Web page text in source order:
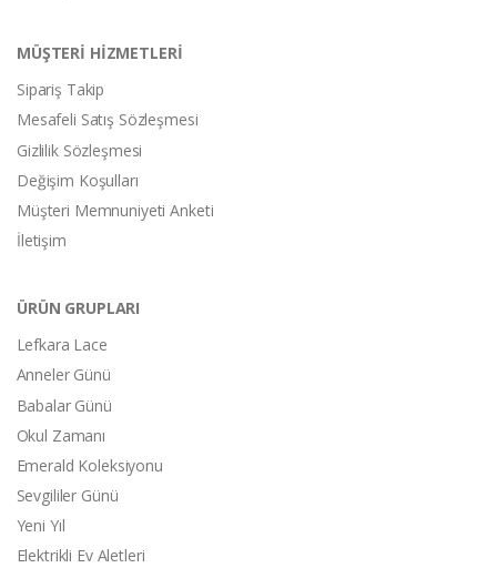
MÜŞTERİ HİZMETLERİ
Sipariş Takip
Mesafeli Satış Sözleşmesi
Gizlilik Sözleşmesi
Değişim Koşulları
Müşteri Memnuniyeti Anketi
İletişim
ÜRÜN GRUPLARI
Lefkara Lace
Anneler Günü
Babalar Günü
Okul Zamanı
Emerald Koleksiyonu
Sevgililer Günü
Yeni Yıl
Elektrikli Ev Aletleri